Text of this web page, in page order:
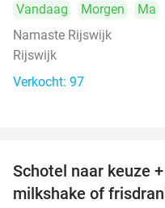
Vandaag Morgen Ma
Namaste Rijswijk
Rijswijk
Verkocht: 97
Schotel naar keuze
milkshake of